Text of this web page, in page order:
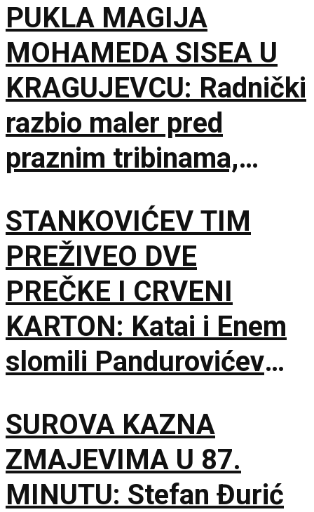
PUKLA MAGIJA
MOHAMEDA SISEA U
KRAGUJEVCU: Radnički
razbio maler pred
praznim tribinama,
Čika Dači!
STANKOVIĆEV TIM
PREŽIVEO DVE
PREČKE I CRVENI
KARTON: Katai i Enem
slomili Pandurovićev
promašivali u Ljutice
Bogdana!
SUROVA KAZNA
ZMAJEVIMA U 87.
MINUTU: Stefan Đurić